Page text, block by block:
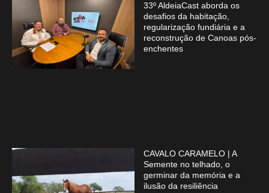
33º AldeiaCast aborda os
desafios da habitação,
regularização fundiária e a
reconstrução de Canoas pós-
enchentes
CAVALO CARAMELO | A
Semente no telhado, o
germinar da memória e a
ilusão da resiliência